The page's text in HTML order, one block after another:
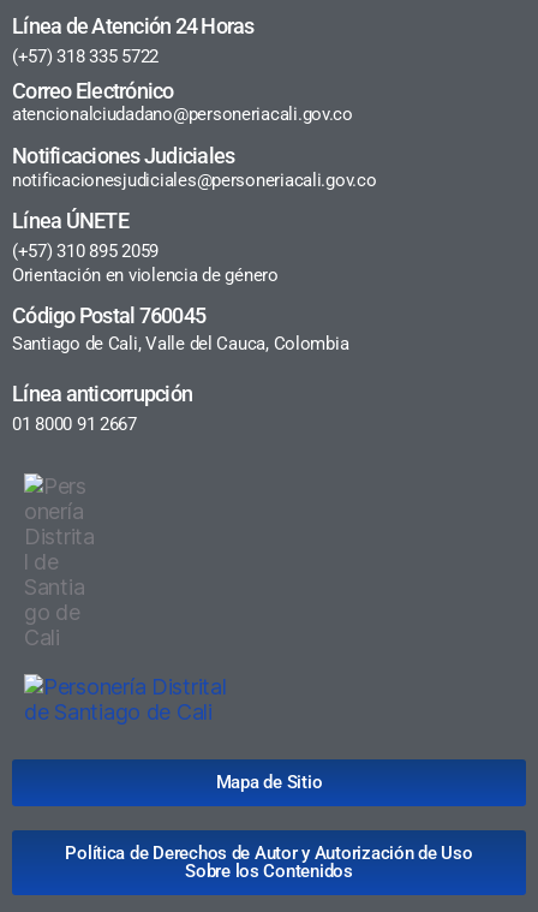
Línea de Atención 24 Horas
(+57) 318 335 5722
Correo Electrónico
atencionalciudadano@personeriacali.gov.co
Notificaciones Judiciales
notificacionesjudiciales@personeriacali.gov.co
Línea ÚNETE
(+57) 310 895 2059
Orientación en violencia de género
Código Postal 760045
Santiago de Cali, Valle del Cauca, Colombia
Línea anticorrupción
01 8000 91 2667
Mapa de Sitio
Política de Derechos de Autor y Autorización de Uso
Sobre los Contenidos